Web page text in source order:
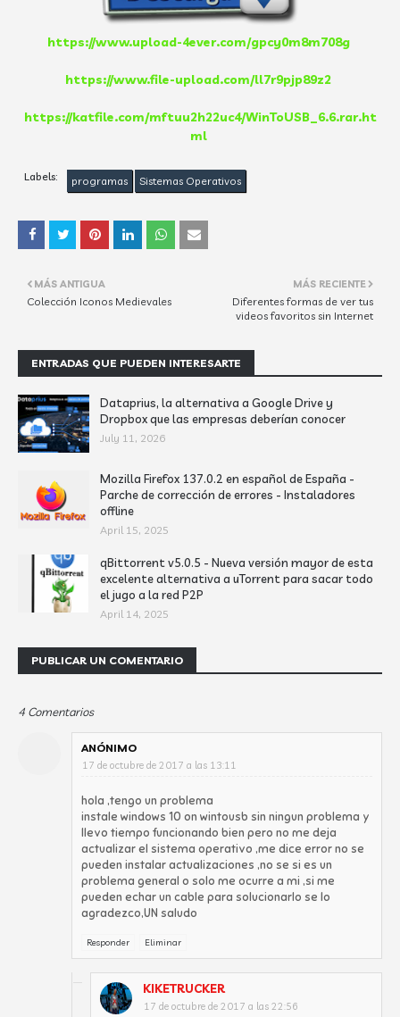
https://www.upload-4ever.com/gpcy0m8m708g
https://www.file-upload.com/ll7r9pjp89z2
https://katfile.com/mftuu2h22uc4/WinToUSB_6.6.rar.ht
ml
Labels: programas Sistemas Operativos
MÁS RECIENTE
Diferentes formas de ver tus
videos favoritos sin Internet
MÁS ANTIGUA
Colección Iconos Medievales
ENTRADAS QUE PUEDEN INTERESARTE
Dataprius, la alternativa a Google Drive y
Dropbox que las empresas deberían conocer
July 11, 2026
Mozilla Firefox 137.0.2 en español de España -
Parche de corrección de errores - Instaladores
offline
April 15, 2025
qBittorrent v5.0.5 - Nueva versión mayor de esta
excelente alternativa a uTorrent para sacar todo
el jugo a la red P2P
April 14, 2025
PUBLICAR UN COMENTARIO
4 Comentarios
ANÓNIMO
17 de octubre de 2017 a las 13:11
hola ,tengo un problema
instale windows 10 on wintousb sin ningun problema y
llevo tiempo funcionando bien pero no me deja
actualizar el sistema operativo ,me dice error no se
pueden instalar actualizaciones ,no se si es un
problema general o solo me ocurre a mi ,si me
pueden echar un cable para solucionarlo se lo
agradezco,UN saludo
Responder Eliminar
KIKETRUCKER
17 de octubre de 2017 a las 22:56